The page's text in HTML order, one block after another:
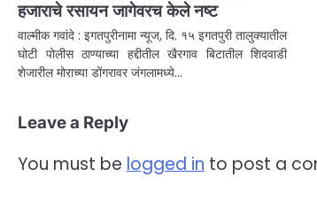
हजाराचे रसायन जागेवरच केले नष्ट
वाल्मीक गवांदे : इगतपुरीनामा न्यूज, दि. १५ इगतपुरी तालुक्यातील
घोटी पोलीस ठाण्याच्या हद्दीतील खैरगाव बिटातील शिदवाडी
शेजारील मोराच्या डोंगरावर जंगलामध्ये…
Leave a Reply
You must be logged in to post a